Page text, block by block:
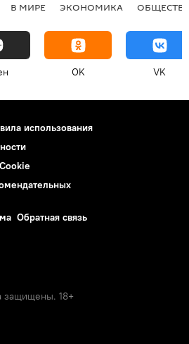
В МИРЕ ЭКОНОМИКА
OK VK
использования
Обратная связь
защищены. 18+